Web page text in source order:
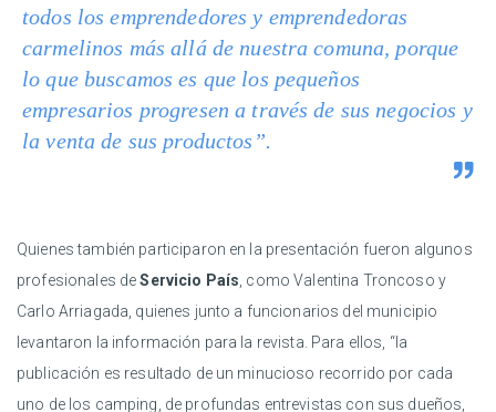
todos los emprendedores y emprendedoras
carmelinos más allá de nuestra comuna, porque
lo que buscamos es que los pequeños
empresarios progresen a través de sus negocios y
la venta de sus productos”.
Quienes también participaron en la presentación fueron algunos
profesionales deServicio País , como Valentina Troncoso y
Carlo Arriagada, quienes junto a funcionarios del municipio
levantaron la información para la revista. Para ellos, “la
publicación es resultado de un minucioso recorrido por cada
uno de los camping, de profundas entrevistas con sus dueños,